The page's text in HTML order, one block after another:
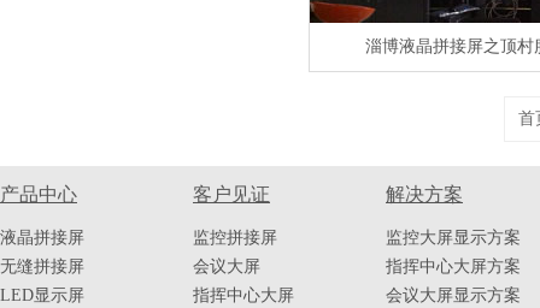
淄博液晶拼接屏之顶村
首
产品中心
液晶拼接屏
无缝拼接屏
LED显示屏
客户见证
监控拼接屏
会议大屏
指挥中心大屏
解决方案
监控大屏显示方案
指挥中心大屏方案
会议大屏显示方案